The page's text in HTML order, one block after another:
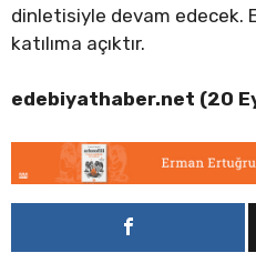
dinletisiyle devam edecek.
katılıma açıktır.
edebiyathaber.net (20